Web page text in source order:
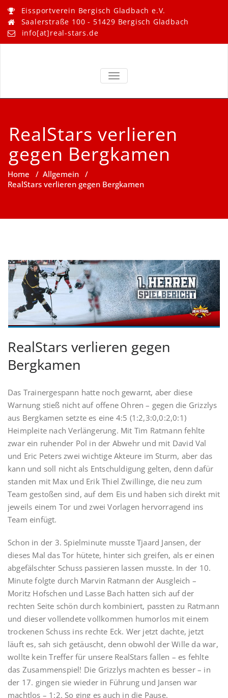
content
Eissportverein Bergisch Gladbach e.V.
Saalerstraße 100 - 51429 Bergisch Gladbach
info[at]real-stars.de
Real Stars –
TOGGLE NAVIGATION
RealStars verlieren
gegen Bergkamen
Home / Allgemein /
RealStars verlieren gegen Bergkamen
RealStars verlieren gegen
Bergkamen
Das Trainergespann hatte noch gewarnt, aber diese
Warnung stieß nicht auf offene Ohren – gegen die Grizzlys
aus Bergkamen setzte es eine 4:5 (1:2,3:0,0:2,0:1)
Heimpleite nach Verlängerung. Mit Tim Ratmann fehlte
zwar ein ruhender Pol in der Abwehr und mit David Val
und Eric Peters zwei wichtige Akteure im Sturm, aber das
kann und soll nicht als Entschuldigung gelten, denn dafür
standen mit Max und Erik Thiel Zwillinge, die neu zum
Team gestoßen sind, auf dem Eis und haben sich direkt mit
jeweils einem Tor und zwei Vorlagen hervorragend ins
Team einfügt.
Schon in der 3. Spielminute musste Tjaard Jansen, der
dieses Mal das Tor hütete, hinter sich greifen, als er einen
abgefälschter Schuss passieren lassen musste. In der 10.
Minute folgte durch Marvin Ratmann der Ausgleich –
Moritz Hofschen und Lasse Bach hatten sich auf der
rechten Seite schön durch kombiniert, passten zu Ratmann
und dieser vollendete vollkommen humorlos mit einem
trockenen Schuss ins rechte Eck. Wer jetzt dachte, jetzt
läuft es, sah sich getäuscht, denn obwohl der Wille da war,
wollte kein Treffer für unsere RealStars fallen – es fehlte
das Zusammenspiel! Die Grizzlys machten es besser – in
der 17. gingen sie wieder in Führung und Jansen war
machtlos – 1:2. So ging es auch in die Pause.